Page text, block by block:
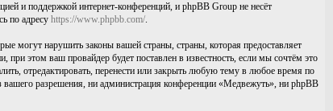
и поддержкой интернет-конференций, и phpBB Group не несёт
по адресу https://www.phpbb.com/.
могут нарушить законы вашей страны, страны, которая предоставляет
этом ваш провайдер будет поставлен в известность, если мы сочтём это
отредактировать, перенести или закрыть любую тему в любое время по
вашего разрешения, ни администрация конференции «Медвежуть», ни phpBB